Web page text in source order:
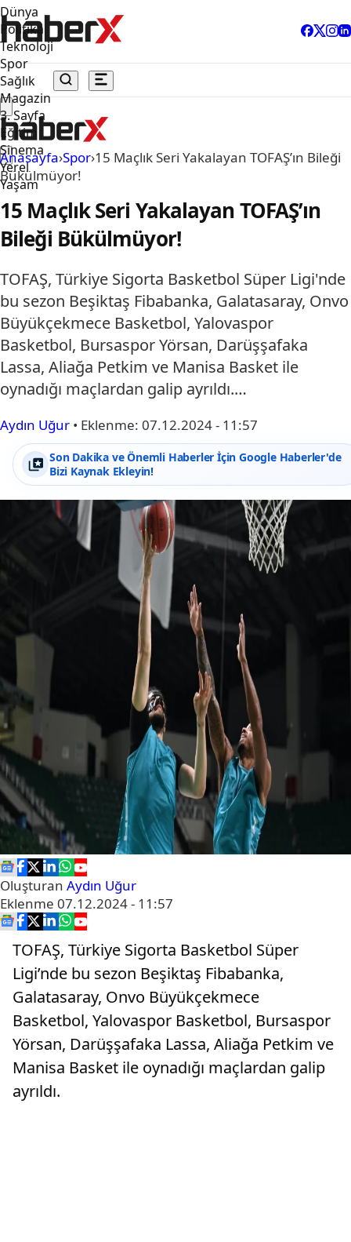
Dünya
Politika
Teknoloji
Spor
Sağlık
Magazin
3. Sayfa
Eğitim
Sinema
Yerel
Yaşam
Anasayfa›Spor›15 Maçlık Seri Yakalayan TOFAŞ’ın Bileği
Bükülmüyor!
15 Maçlık Seri Yakalayan TOFAŞ’ın
Bileği Bükülmüyor!
TOFAŞ, Türkiye Sigorta Basketbol Süper Ligi'nde
bu sezon Beşiktaş Fibabanka, Galatasaray, Onvo
Büyükçekmece Basketbol, Yalovaspor
Basketbol, Bursaspor Yörsan, Darüşşafaka
Lassa, Aliağa Petkim ve Manisa Basket ile
oynadığı maçlardan galip ayrıldı.…
Aydın Uğur • Eklenme: 07.12.2024 - 11:57
Son Dakika ve Önemli Haberler İçin Google Haberler'de
Bizi Kaynak Ekleyin!
Oluşturan Aydın Uğur
Eklenme 07.12.2024 - 11:57
TOFAŞ, Türkiye Sigorta Basketbol Süper
Ligi’nde bu sezon Beşiktaş Fibabanka,
Galatasaray, Onvo Büyükçekmece
Basketbol, Yalovaspor Basketbol, Bursaspor
Yörsan, Darüşşafaka Lassa, Aliağa Petkim ve
Manisa Basket ile oynadığı maçlardan galip
ayrıldı.